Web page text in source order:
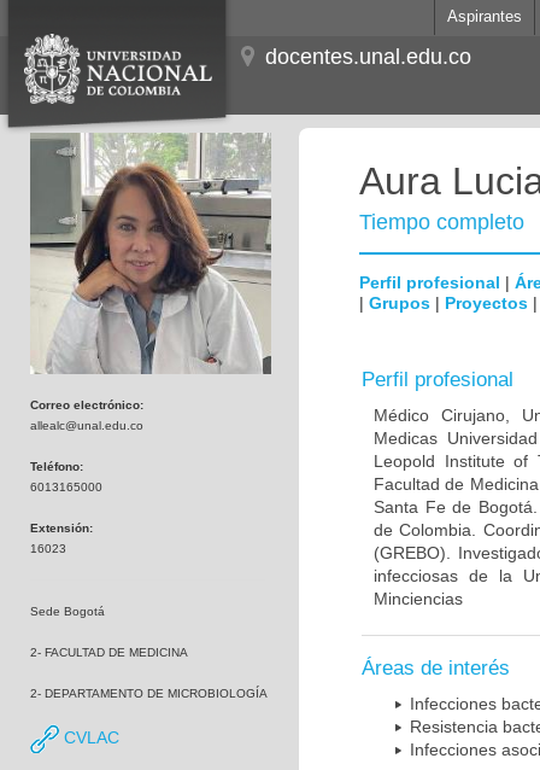
Aspirantes
docentes.unal.edu.co
Correo electrónico:
allealc@unal.edu.co
Teléfono:
6013165000
Extensión:
16023
Sede Bogotá
2- FACULTAD DE MEDICINA
2- DEPARTAMENTO DE MICROBIOLOGÍA
CVLAC
Aura
Tiempo completo
Perfil profesional |
| Grupos | Proyectos
Perfil profesional
Médico Cirujano,
Medicas
Leopold Institute of
Facultad de
Santa Fe de
de Colombia.
(GREBO).
infecciosas de la
Minciencias
Áreas de interés
Infecciones
Resistencia
Infecciones